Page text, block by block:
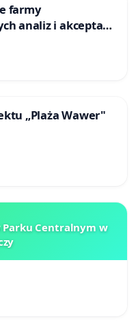
farmy
analiz i akceptacji
„Plaża Wawer"
Parku Centralnym w